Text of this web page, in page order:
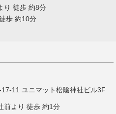
り 徒歩 約8分
歩 約10分
11 ユニマット松陰神社ビル3F
前より 徒歩 約1分